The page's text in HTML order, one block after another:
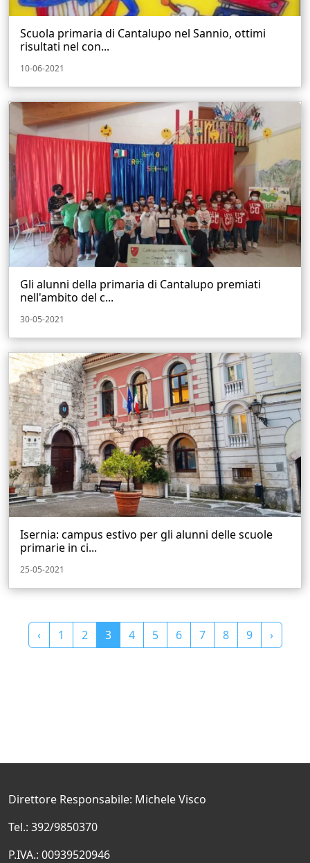
Scuola primaria di Cantalupo nel Sannio, ottimi
risultati nel con...
10-06-2021
Gli alunni della primaria di Cantalupo premiati
nell'ambito del c...
30-05-2021
Isernia: campus estivo per gli alunni delle scuole
primarie in ci...
25-05-2021
‹ 1 2 3 4 5 6 7 8 9 ›
Direttore Responsabile: Michele Visco
Tel.: 392/9850370
P.IVA.: 00939520946